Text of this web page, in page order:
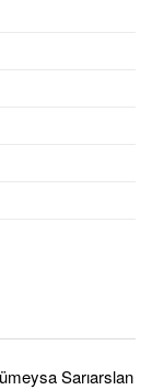
Sarıarslan